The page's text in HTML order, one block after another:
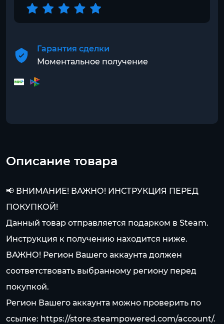
Гарантия сделки
Моментальное получение
Описание товара
📢 ВНИМАНИЕ! ВАЖНО! ИНСТРУКЦИЯ ПЕРЕД
ПОКУПКОЙ!
Данный товар отправляется подарком в Steam.
Инструкция к получению находится ниже.
ВАЖНО! Регион Вашего аккаунта должен
соответствовать выбранному региону перед
покупкой.
Регион Вашего аккаунта можно проверить по
ссылке: https://store.steampowered.com/account/.